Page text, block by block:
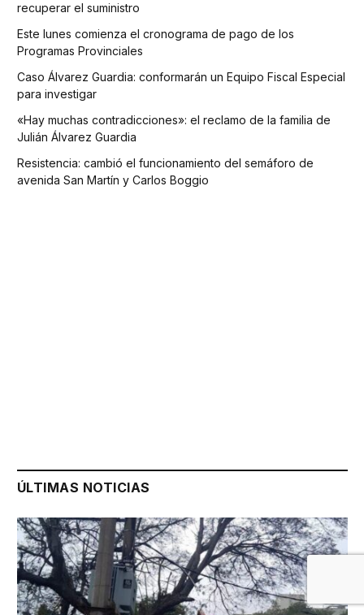
recuperar el suministro
Este lunes comienza el cronograma de pago de los
Programas Provinciales
Caso Álvarez Guardia: conformarán un Equipo Fiscal Especial
para investigar
«Hay muchas contradicciones»: el reclamo de la familia de
Julián Álvarez Guardia
Resistencia: cambió el funcionamiento del semáforo de
avenida San Martín y Carlos Boggio
ÚLTIMAS NOTICIAS